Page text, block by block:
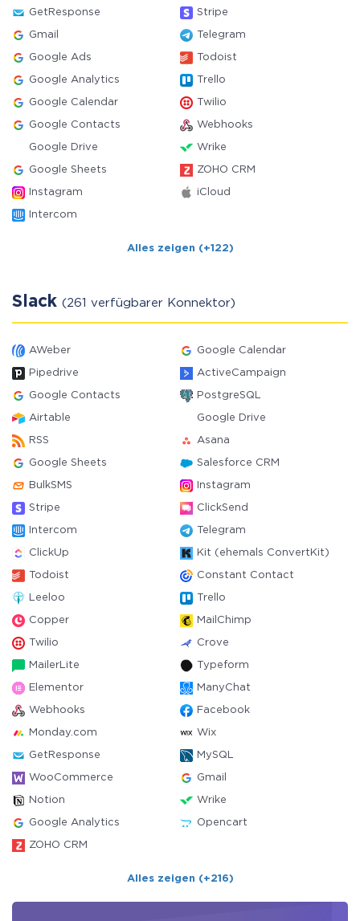
GetResponse Stripe
Gmail Telegram
Google Ads Todoist
Google Analytics Trello
Google Calendar Twilio
Google Contacts Webhooks
Google Drive Wrike
Google Sheets ZOHO CRM
Instagram iCloud
Intercom
Alles zeigen (+122)
Slack (261 verfügbarer Konnektor)
AWeber Google Calendar
Pipedrive ActiveCampaign
Google Contacts PostgreSQL
Airtable Google Drive
RSS Asana
Google Sheets Salesforce CRM
BulkSMS Instagram
Stripe ClickSend
Intercom Telegram
ClickUp Kit (ehemals ConvertKit)
Todoist Constant Contact
Leeloo Trello
Copper MailChimp
Twilio Crove
MailerLite Typeform
Elementor ManyChat
Webhooks Facebook
Monday.com Wix
GetResponse MySQL
WooCommerce Gmail
Notion Wrike
Google Analytics Opencart
ZOHO CRM
Alles zeigen (+216)